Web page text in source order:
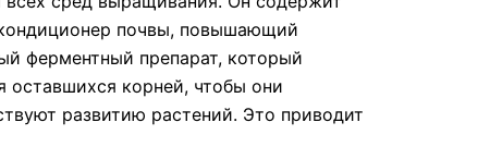
почвы, повышающий
ферментный препарат, который
оставшихся корней, чтобы они
развитию растений. Это приводит